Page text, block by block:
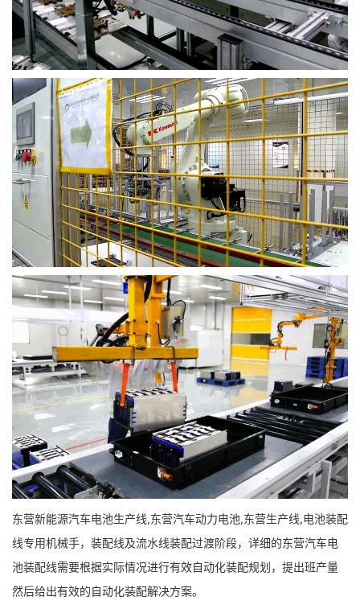
东营新能源汽车电池生产线,东营汽车动力电池,东营生产线,电池装配
线专用机械手，装配线及流水线装配过渡阶段，详细的东营汽车电
池装配线需要根据实际情况进行有效自动化装配规划，提出班产量
然后给出有效的自动化装配解决方案。